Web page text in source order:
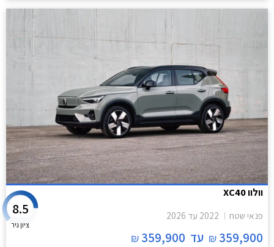
וולוו XC40
פנאי שטח 2022 עד 2026
359,900
₪ עד 359,900
₪
8.5
ציון גיר